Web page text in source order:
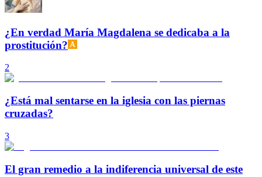
¿En verdad María Magdalena se dedicaba a la
prostitución?
2
¿Está mal sentarse en la iglesia con las piernas
cruzadas?
3
El gran remedio a la indiferencia universal de este